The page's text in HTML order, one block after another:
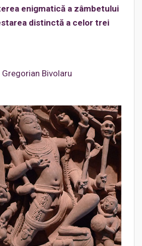
enigmatică a zâmbetului
distinctă a celor trei
Bivolaru